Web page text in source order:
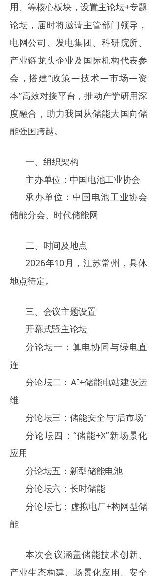
用、等核心板块，设置主论坛+专题
论坛，届时将邀请主管部门领导，
电网公司、发电集团、科研院所、
产业链龙头企业及国际机构代表参
会，搭建“政策—技术—市场—资
本”高效对接平台，推动产学研用深
度融合，助力我国从储能大国向储
能强国跨越。
一、组织架构
主办单位：中国电池工业协会
承办单位：中国电池工业协会
储能分会、时代储能网
二、时间及地点
2026年10月，江苏常州，具体
地点待定。
三、会议主题设置
开幕式暨主论坛
分论坛一：算电协同与绿电直
连
分论坛二：AI+储能电站建设运
维
分论坛三：储能安全与“后市场”
分论坛四：“储能+X”新场景化
应用
分论坛五：新型储能电池
分论坛六：长时储能
分论坛七：虚拟电厂+构网型储
能
本次会议涵盖储能技术创新、
产业生态构建、场景化应用、安全